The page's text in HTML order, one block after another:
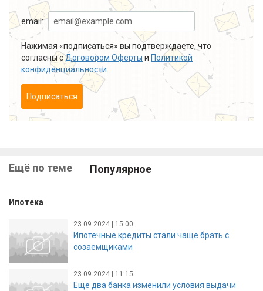
email:
Нажимая «подписаться» вы подтверждаете, что
согласны сДоговором Оферты и Политикой
конфиденциальности
Подписаться
Ещё по теме Популярное
Ипотека
23.09.2024 | 15:00
Ипотечные кредиты стали чаще брать с
созаемщиками
23.09.2024 | 11:15
Еще два банка изменили условия выдачи